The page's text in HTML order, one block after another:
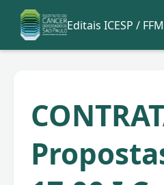
Editais ICESP / FFM